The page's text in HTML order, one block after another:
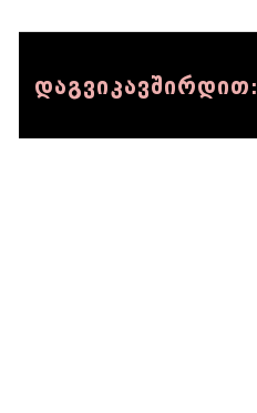
დაგვიკავშირდით: